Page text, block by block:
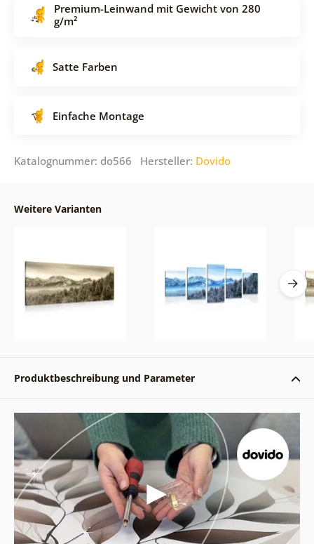
Premium-Leinwand mit Gewicht von 280
g/m²
Satte Farben
Einfache Montage
Katalognummer: do566 Hersteller: Dovido
Weitere Varianten
Produktbeschreibung und Parameter